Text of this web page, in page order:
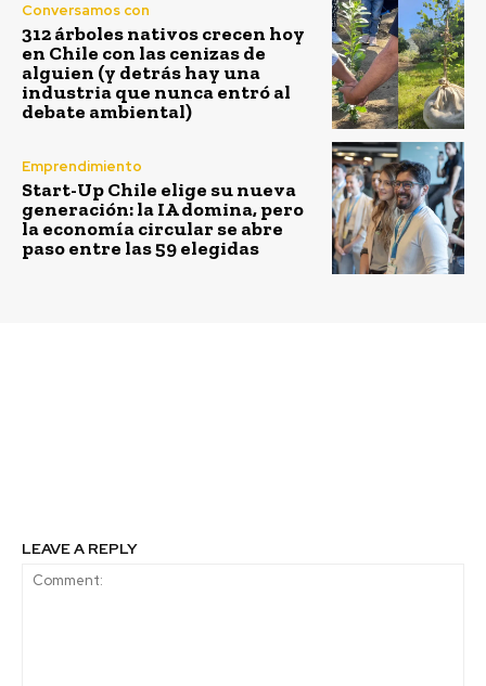
Conversamos con
312 árboles nativos crecen hoy
en Chile con las cenizas de
alguien (y detrás hay una
industria que nunca entró al
debate ambiental)
Emprendimiento
Start-Up Chile elige su nueva
generación: la IA domina, pero
la economía circular se abre
paso entre las 59 elegidas
LEAVE A REPLY